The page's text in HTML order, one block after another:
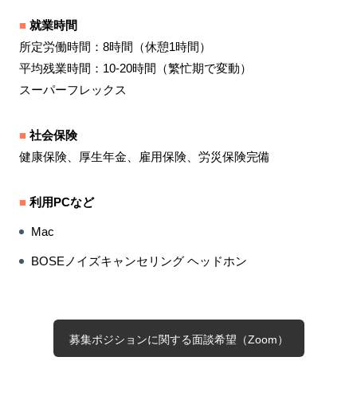
■ 就業時間
所定労働時間：8時間（休憩1時間）
平均残業時間：10-20時間（繁忙期で変動）
スーパーフレックス
■ 社会保険
健康保険、厚生年金、雇用保険、労災保険完備
■ 利用PCなど
Mac
BOSEノイズキャンセリング ヘッドホン
募集ポジションに関する面談希望（Zoom）